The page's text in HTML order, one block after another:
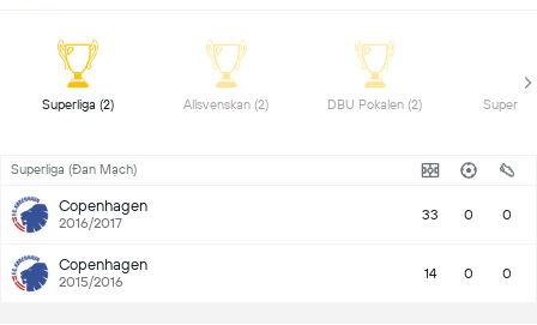
Superliga (2)
Superliga (Đan Mạch)
Copenhagen
2016/2017 33 0 0
Copenhagen
2015/2016 14 0 0